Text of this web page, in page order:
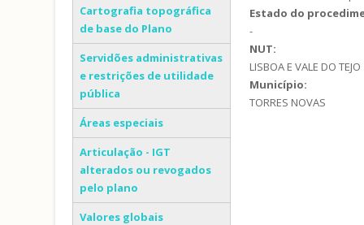
Cartografia topográfica
de base do Plano
Servidões administrativas
e restrições de utilidade
pública
Áreas especiais
Articulação - IGT
alterados ou revogados
pelo plano
Valores globais
Estado do
-
NUT:
LISBOA E VALE DO TEJO
Município:
TORRES NOVAS